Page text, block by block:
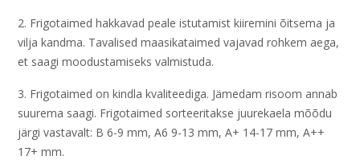
2. Frigotaimed hakkavad peale istutamist kiiremini õitsema ja
vilja kandma. Tavalised maasikataimed vajavad rohkem aega,
et saagi moodustamiseks valmistuda.
3. Frigotaimed on kindla kvaliteediga. Jämedam risoom annab
suurema saagi. Frigotaimed sorteeritakse juurekaela mõõdu
järgi vastavalt: B 6-9 mm, A6 9-13 mm, A+ 14-17 mm, A++
17+ mm.